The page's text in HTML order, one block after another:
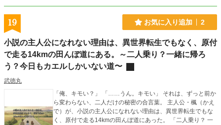
19 お気に入り追加 2
小説の主人公になれない理由は、異世界転生でもなく、原付
で走る14kmの田んぼ道にある。～二人乗り？一緒に帰ろ
う？今日もカエルしかいない道〜
武徳丸
「俺、キモい？」 「……うん。キモい」 それは、ずっと前か
ら変わらない、二人だけの秘密の合言葉。 主人公・楓（かえ
で）が、小説の主人公になれない理由は、異世界転生でもな
く、原付で走る14kmの田んぼ道にあった。 「二人乗り？ 一